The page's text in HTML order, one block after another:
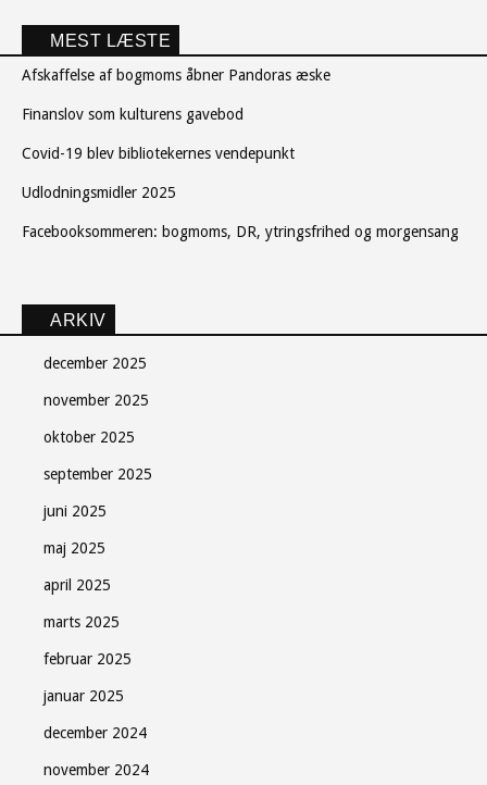
MEST LÆSTE
Afskaffelse af bogmoms åbner Pandoras æske
Finanslov som kulturens gavebod
Covid-19 blev bibliotekernes vendepunkt
Udlodningsmidler 2025
Facebooksommeren: bogmoms, DR, ytringsfrihed og morgensang
ARKIV
december 2025
november 2025
oktober 2025
september 2025
juni 2025
maj 2025
april 2025
marts 2025
februar 2025
januar 2025
december 2024
november 2024